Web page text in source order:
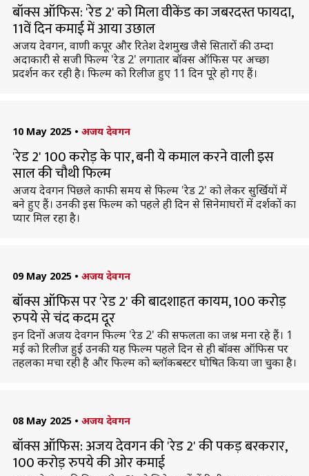
बॉक्स ऑफिस: 'रेड 2' को मिला वीकेंड का जबरदस्त फायदा,
11वें दिन कमाई में आया उछाल
अजय देवगन, वाणी कपूर और रितेश देशमुख जैसे सितारों की उम्दा
अदाकारी से सजी फिल्म 'रेड 2' लगातार बॉक्स ऑफिस पर अच्छा
प्रदर्शन कर रही है। फिल्म को रिलीज हुए 11 दिन पूरे हो गए हैं।
10 May 2025 • अजय देवगन
'रेड 2' 100 करोड़ के पार, बनी ये कमाल करने वाली इस
साल की चौथी फिल्म
अजय देवगन पिछले काफी समय से फिल्म 'रेड 2' को लेकर सुर्खियों में
बने हुए हैं। उनकी इस फिल्म को पहले ही दिन से सिनेमाघरों में दर्शकों का
प्यार मिल रहा है।
09 May 2025 • अजय देवगन
बॉक्स ऑफिस पर 'रेड 2' की बादशाहत कायम, 100 करोड़
रुपये से चंद कदम दूर
इन दिनों अजय देवगन फिल्म 'रेड 2' की सफलता का जश्न मना रहे हैं। 1
मई को रिलीज हुई उनकी यह फिल्म पहले दिन से ही बॉक्स ऑफिस पर
तहलका मचा रही है और फिल्म को ब्लॉकबस्टर घोषित किया जा चुका है।
08 May 2025 • अजय देवगन
बॉक्स ऑफिस: अजय देवगन की 'रेड 2' की पकड़ बरकरार,
100 करोड़ रुपये की ओर कमाई